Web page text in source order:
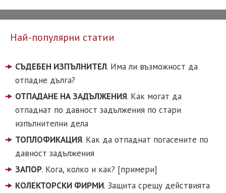
Най-популярни статии
СЪДЕБЕН ИЗПЪЛНИТЕЛ. Има ли възможност да
отпадне дълга?
ОТПАДАНЕ НА ЗАДЪЛЖЕНИЯ. Как могат да
отпаднат по давност задължения по стари
изпълнителни дела
ТОПЛОФИКАЦИЯ. Как да отпаднат погасените по
давност задължения
ЗАПОР. Кога, колко и как? [примери]
КОЛЕКТОРСКИ ФИРМИ. Защита срещу действията